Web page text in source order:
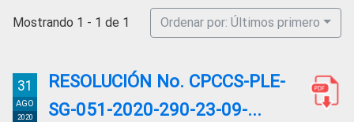
Mostrando 1 - 1 de 1 Ordenar por: Últimos primero
31
AGO
2020
RESOLUCIÓN No. CPCCS-PLE-
SG-051-2020-290-23-09-...